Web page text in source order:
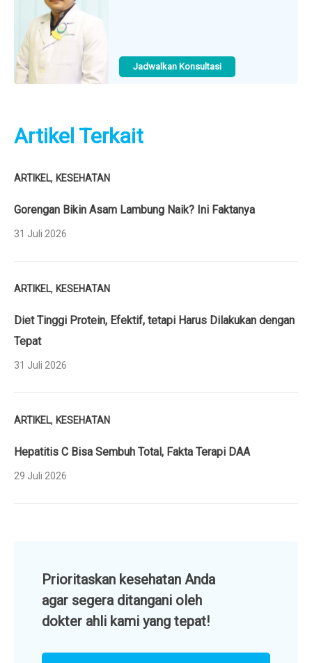
Jadwalkan Konsultasi
Artikel Terkait
ARTIKEL, KESEHATAN
Gorengan Bikin Asam Lambung Naik? Ini Faktanya
31 Juli 2026
ARTIKEL, KESEHATAN
Diet Tinggi Protein, Efektif, tetapi Harus Dilakukan dengan
Tepat
31 Juli 2026
ARTIKEL, KESEHATAN
Hepatitis C Bisa Sembuh Total, Fakta Terapi DAA
29 Juli 2026
Prioritaskan kesehatan Anda
agar segera ditangani oleh
dokter ahli kami yang tepat!